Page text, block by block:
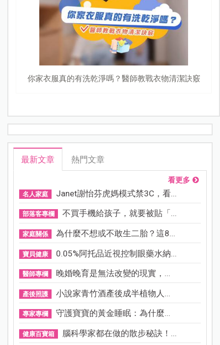
你家衣服真的有洗乾淨嗎？醫師教戰衣物清潔訣竅
最新文章 熱門文章
看更多
名人家庭 Janet謝怡芬虎媽模式禁3C，看...
部落客專欄 不買手機給孩子，就要被貼「...
家庭關係 為什麼不想或不敢生二胎？這8...
寶貝健康 0.05%阿托品近視控制眼藥水納...
醫師專欄 晚婚晚育是無法改變的現實，...
產後照護 小說家青竹酒產後成半植物人...
專家專欄 守護寶寶的黃金睡眠：為什麼...
健康百寶箱 腦科學家都在做的散步秘訣！...